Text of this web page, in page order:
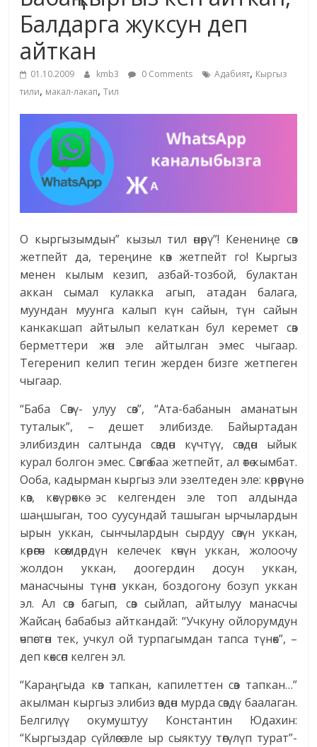
маданияты
жана
адабияты
Балдарга жуксун деп
айткан
01.10.2009 kmb3 0 Comments Адабият, Кыргыз
тили, макал-лакап,Тил
О кыргызымдын” кызыл тил өнөрү”! Кенениңе сөз
жетпейт да, тереңине көз жетпейт го! Кыргыз
менен кылым кезип, азбай-тозбой, булактан
аккан сымал кулакка агып, атадан балага,
муундан муунга калып күн сайын, түн сайын
канкакшап айтылып келаткан бул керемет сөз
берметтери жөн эле айтылган эмес чыгаар.
Тегеренип келип тегин жерден бизге жетпеген
чыгаар.
“Баба Сөзү- улуу сөз”, “Ата-бабанын аманатын
туталык”, – дешет элибизде. Байыртадан
элибиздин салтында сөздөн күчтүү, сөздөн ыйык
курал болгон эмес. Сөзгө баа жетпейт, ал өтө кымбат.
Ооба, кадырман кыргыз эли эзелтеден эле: көрөөрүнө
көз, көкүрөккө эс келгенден эле топ алдында
шаңшыган, тоо суусундай ташыган ырчылардын
ырын уккан, сынчылардын сырдуу сөзүн уккан,
көрөгөч көсөмдөрдүн келечек көчүн уккан, жолоочу
жолдон уккан, доогердин досун уккан,
манасчыны түнөп уккан, боздогону бозуп уккан
эл. Ал сөз багып, сөз сыйлап, айтылуу манасчы
Жайсаң бабабыз айткандай: “Учкуну ойлорумдун
өчпөстөн тек, учкул ой турпагымдан тапса түнөк”, –
деп көксөп келген эл.
“Караңгыда көз тапкан, капилеттен сөз тапкан…”
акылман кыргыз элибиз өздөн мурда сөздү баалаган.
Белгилүү окумуштуу Константин Юдахин:
“Кыргыздар сүйлөсө эле ыр сыяктуу төгүлүп турат”-